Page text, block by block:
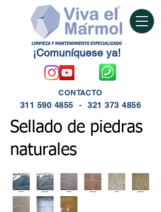
CONTACTO
311 590 4855 -321 373 4856
¡Comuníquese ya!
Sellado de piedras
naturales